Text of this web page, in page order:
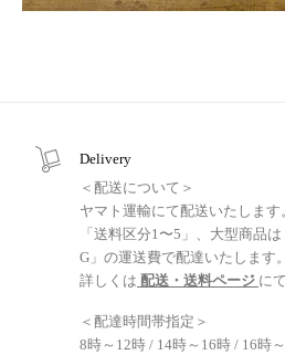
Delivery
＜配送について＞
ヤマト運輸にて配送いたします
「送料区分1〜5」、大型商品
G」の運送費で配達いたします。
詳しくは 配送・送料ページ に
＜配達時間帯指定＞
8時～12時 / 14時～16時 / 16時